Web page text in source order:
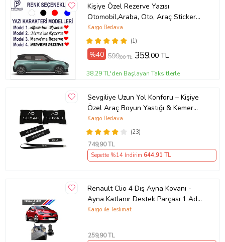
Kişiye Özel Rezerve Yazısı
Otomobil,Araba, Oto, Araç Sticker
(Parlak Beyaz)
(1)
Kargo Bedava
%40 599,00 TL 359,00 TL
38,29 TL'den Başlayan Taksitlerle
Sevgiliye Uzun Yol Konforu – Kişiye
Özel Araç Boyun Yastığı & Kemer
Pedi Hediye Seti
(23)
Kargo Bedava
749,90 TL
Sepette %14 İndirim 644,91 TL
Renault Clio 4 Dış Ayna Kovanı -
Ayna Katlanır Destek Parçası 1 Adet
490307706 M3625
Kargo ile Teslimat
259,90 TL